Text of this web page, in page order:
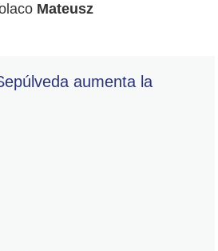
Mateusz
aumenta la